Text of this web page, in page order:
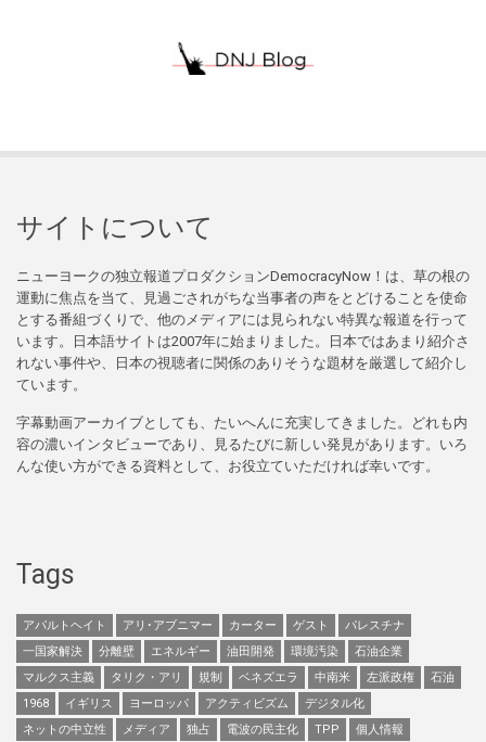
サイトについて
ニューヨークの独立報道プロダクションDemocracyNow！は、草の根の
運動に焦点を当て、見過ごされがちな当事者の声をとどけることを使命
とする番組づくりで、他のメディアには見られない特異な報道を行って
います。日本語サイトは2007年に始まりました。日本ではあまり紹介さ
れない事件や、日本の視聴者に関係のありそうな題材を厳選して紹介し
ています。
字幕動画アーカイブとしても、たいへんに充実してきました。どれも内
容の濃いインタビューであり、見るたびに新しい発見があります。いろ
んな使い方ができる資料として、お役立ていただければ幸いです。
Tags
アパルトヘイト アリ･アブニマー カーター ゲスト
パレスチナ
一国家解決
分離壁 エネルギー 油田開発 環境汚染
石油企業
マルクス主義
タリク・アリ 規制 ベネズエラ 中南米 左派政権
石油
1968
イギリス ヨーロッパ アクティビズム
デジタル化
ネットの中立性
メディア 独占 電波の民主化 TPP 個人情報